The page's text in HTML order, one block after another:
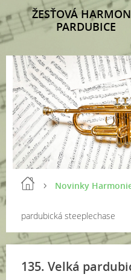
ŽESŤOVÁ
PARDUBICE
Novinky
pardubická steeplechase
135. Velká